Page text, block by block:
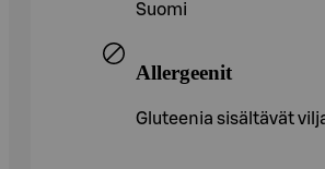
Suomi
Allergeenit
Gluteenia sisältävät